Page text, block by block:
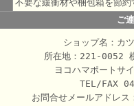
不要な緩衝材や梱包箱を節約
ご
ショップ名：カ
所在地：221-0052
ヨコハマポートサ
TEL/FAX
お問合せメールアドレス